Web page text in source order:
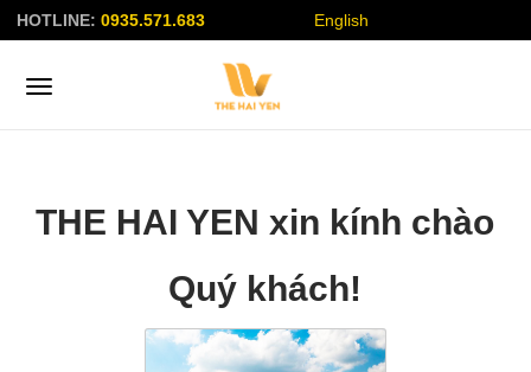
HOTLINE: 0935.571.683 English
THE HAI YEN xin kính chào
Quý khách!